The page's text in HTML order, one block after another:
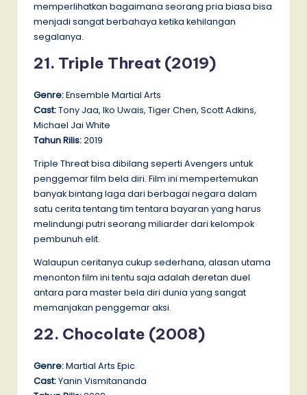
memperlihatkan bagaimana seorang pria biasa bisa
menjadi sangat berbahaya ketika kehilangan
segalanya.
21. Triple Threat (2019)
Genre:Ensemble Martial Arts
Cast:Tony Jaa, Iko Uwais, Tiger Chen, Scott Adkins,
Michael Jai White
Tahun Rilis:2019
Triple Threat bisa dibilang seperti Avengers untuk
penggemar film bela diri. Film ini mempertemukan
banyak bintang laga dari berbagai negara dalam
satu cerita tentang tim tentara bayaran yang harus
melindungi putri seorang miliarder dari kelompok
pembunuh elit.
Walaupun ceritanya cukup sederhana, alasan utama
menonton film ini tentu saja adalah deretan duel
antara para master bela diri dunia yang sangat
memanjakan penggemar aksi.
22. Chocolate (2008)
Genre:Martial Arts Epic
Cast:Yanin Vismitananda